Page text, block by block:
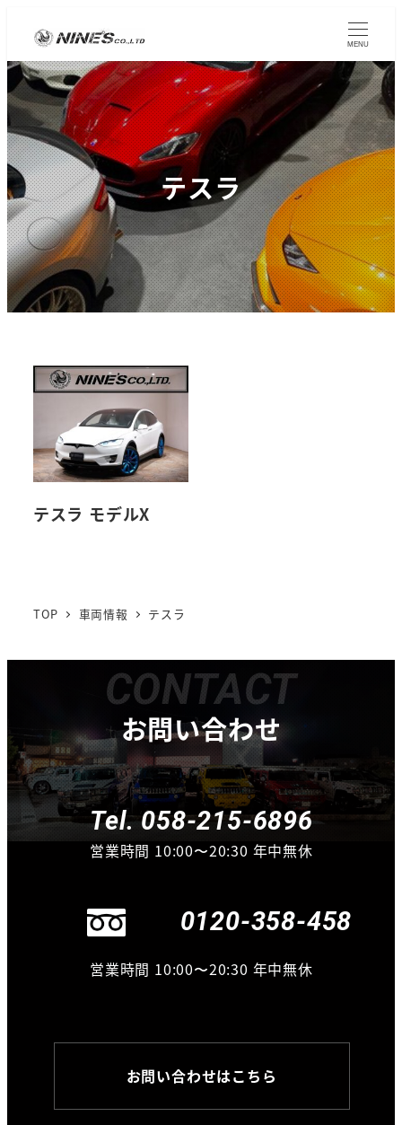
MENU
テスラ
テスラ モデルX
TOP 車両情報 テスラ
CONTACT
お問い合わせ
Tel. 058-215-6896
営業時間 10:00〜20:30 年中無休
0120-358-458
営業時間 10:00〜20:30 年中無休
お問い合わせはこちら